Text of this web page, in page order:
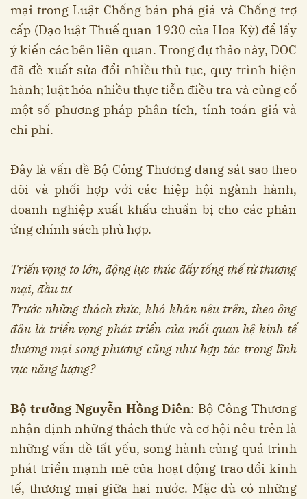
mại trong Luật Chống bán phá giá và Chống trợ
cấp (Đạo luật Thuế quan 1930 của Hoa Kỳ) để lấy
ý kiến các bên liên quan. Trong dự thảo này, DOC
đã đề xuất sửa đổi nhiều thủ tục, quy trình hiện
hành; luật hóa nhiều thực tiễn điều tra và củng cố
một số phương pháp phân tích, tính toán giá và
chi phí.
Đây là vấn đề Bộ Công Thương đang sát sao theo
dõi và phối hợp với các hiệp hội ngành hành,
doanh nghiệp xuất khẩu chuẩn bị cho các phản
ứng chính sách phù hợp.
Triển vọng to lớn, động lực thúc đẩy tổng thể từ thương
mại, đầu tư
Trước những thách thức, khó khăn nêu trên, theo ông
đâu là triển vọng phát triển của mối quan hệ kinh tế
thương mại song phương cũng như hợp tác trong lĩnh
vực năng lượng?
Bộ trưởng Nguyễn Hồng Diên: Bộ Công Thương
nhận định những thách thức và cơ hội nêu trên là
những vấn đề tất yếu, song hành cùng quá trình
phát triển mạnh mẽ của hoạt động trao đổi kinh
tế, thương mại giữa hai nước. Mặc dù có những